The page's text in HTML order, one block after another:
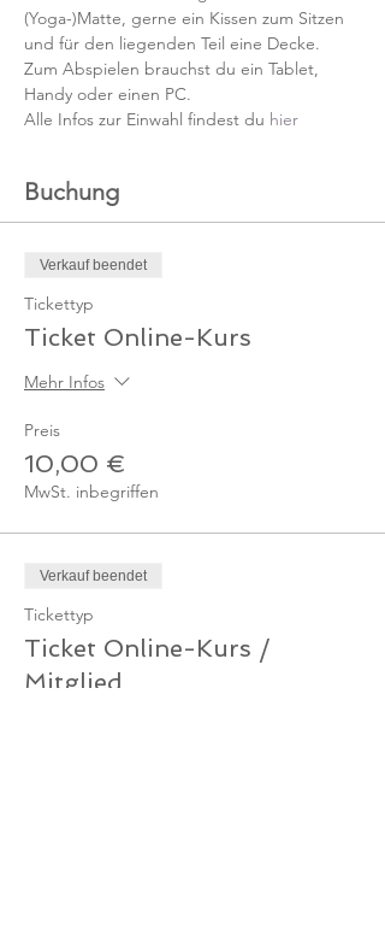
(Yoga-)Matte, gerne ein Kissen zum Sitzen
und für den liegenden Teil eine Decke.
Zum Abspielen brauchst du ein Tablet,
Handy oder einen PC.
Alle Infos zur Einwahl findest du hier
Buchung
Verkauf beendet
Tickettyp
Ticket Online-Kurs
Mehr Infos
Preis
10,00 €
MwSt. inbegriffen
Verkauf beendet
Tickettyp
Ticket Online-Kurs /
Mitglied